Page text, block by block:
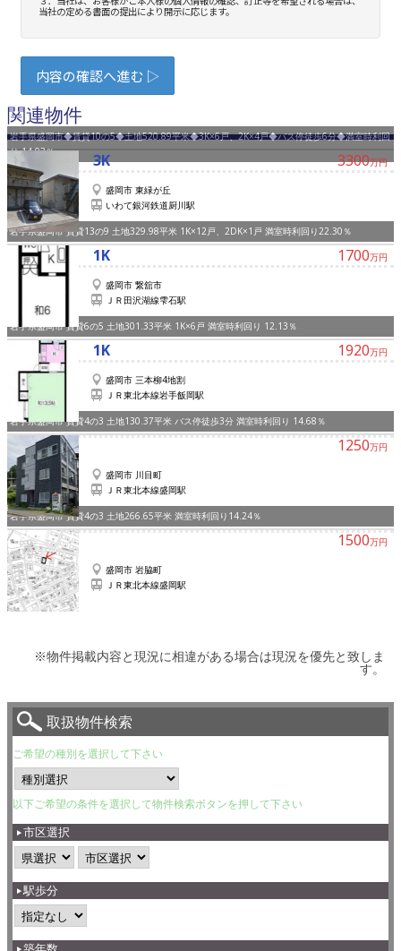
関連物件
岩手県盛岡市◆賃貸10の5◆土地520.89平米◆3K×6戸、2K×4戸◆バス停徒歩6分◆満室時利回
り 14.03％
3300万円
3K
盛岡市 東緑が丘
いわて銀河鉄道厨川駅
岩手県盛岡市 賃貸13の9 土地329.98平米 1K×12戸、2DK×1戸 満室時利回り22.30％
1700万円
1K
盛岡市 繋舘市
ＪＲ田沢湖線雫石駅
岩手県盛岡市 賃貸6の5 土地301.33平米 1K×6戸 満室時利回り 12.13％
1920万円
1K
盛岡市 三本柳4地割
ＪＲ東北本線岩手飯岡駅
岩手県盛岡市 賃貸4の3 土地130.37平米 バス停徒歩3分 満室時利回り 14.68％
1250万円
盛岡市 川目町
ＪＲ東北本線盛岡駅
岩手県盛岡市 賃貸4の3 土地266.65平米 満室時利回り14.24％
1500万円
盛岡市 岩脇町
ＪＲ東北本線盛岡駅
※物件掲載内容と現況に相違がある場合は現況を優先と致しま
す。
取扱物件検索
ご希望の種別を選択して下さい
以下ご希望の条件を選択して物件検索ボタンを押して下さい
市区選択
駅歩分